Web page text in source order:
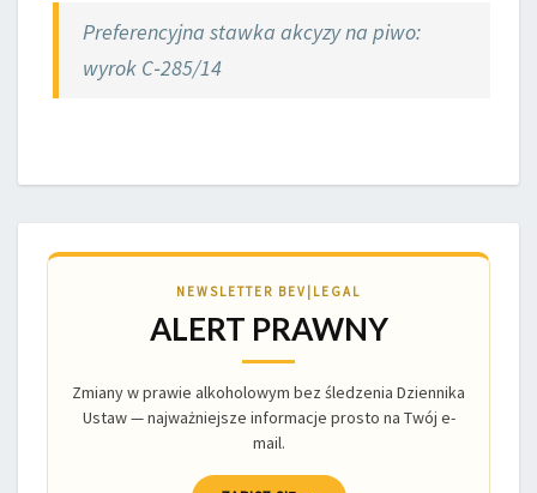
Preferencyjna stawka akcyzy na piwo:
wyrok C‑285/14
NEWSLETTER BEV|LEGAL
ALERT PRAWNY
Zmiany w prawie alkoholowym bez śledzenia Dziennika
Ustaw — najważniejsze informacje prosto na Twój e-
mail.